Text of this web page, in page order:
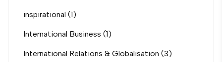
inspirational (1)
International Business (1)
International Relations & Globalisation (3)